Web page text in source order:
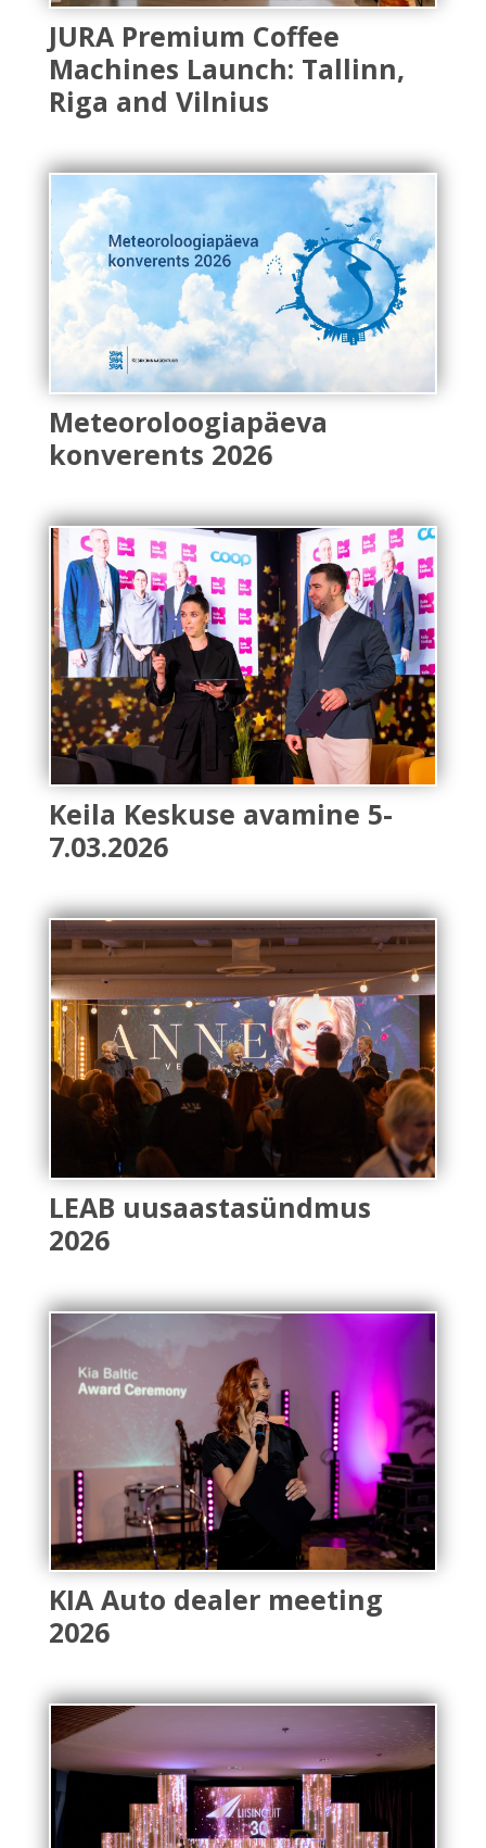
JURA Premium Coffee
Machines Launch: Tallinn,
Riga and Vilnius
Meteoroloogiapäeva
konverents 2026
Keila Keskuse avamine 5-
7.03.2026
LEAB uusaastasündmus
2026
KIA Auto dealer meeting
2026